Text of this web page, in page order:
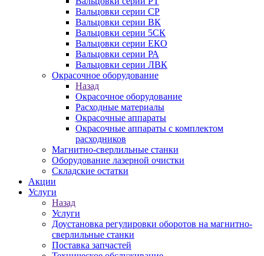
Вальцовки серии СР
Вальцовки серии ВК
Вальцовки серии 5СК
Вальцовки серии ЕКО
Вальцовки серии РА
Вальцовки серии ЛВК
Окрасочное оборудование
Назад
Окрасочное оборудование
Расходные материалы
Окрасочные аппараты
Окрасочные аппараты с комплектом
расходников
Магнитно-сверлильные станки
Оборудование лазерной очистки
Складские остатки
Акции
Услуги
Назад
Услуги
Доустановка регулировки оборотов на магнитно-
сверлильные станки
Поставка запчастей